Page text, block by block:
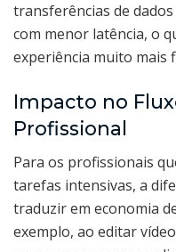
transferências de
com menor latência, o
experiência muito mais
Impacto no
Profissional
Para os profissionais
tarefas intensivas, a
traduzir em economia
exemplo, ao editar